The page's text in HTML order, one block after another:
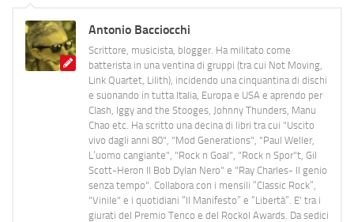
Antonio Bacciocchi
Scrittore, musicista, blogger. Ha militato come
batterista in una ventina di gruppi (tra cui Not Moving,
Link Quartet, Lilith), incidendo una cinquantina di dischi
e suonando in tutta Italia, Europa e USA e aprendo per
Clash, Iggy and the Stooges, Johnny Thunders, Manu
Chao etc. Ha scritto una decina di libri tra cui "Uscito
vivo dagli anni 80", "Mod Generations", "Paul Weller,
L’uomo cangiante", "Rock n Goal", "Rock n Spor"t, Gil
Scott-Heron Il Bob Dylan Nero" e "Ray Charles- Il genio
senza tempo". Collabora con i mensili “Classic Rock”,
"Vinile" e i quotidiani “Il Manifesto” e “Libertà”. E' tra i
giurati del Premio Tenco e del Rockol Awards. Da sedici